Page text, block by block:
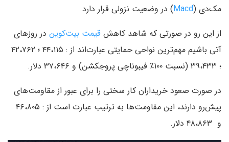
مک‌دی (Macd) در وضعیت نزولی قرار دارد.
از این رو در صورتی که شاهد کاهش قیمت بیت‌کوین در روزهای
آتی باشیم مهم‌ترین نواحی حمایتی عبارت‌اند از : ۴۴،۱۱۵ ؛ ۴۲،۷۶۲
؛ ۳۹،۴۳۳ (نسبت ۱۰۰٪ فیبوناچی پروجکشن) و ۳۷،۶۴۶ دلار.
در صورت صعود خریداران کار سختی را برای عبور از مقاومت‌های
پیش‌رو دارند، این مقاومت‌ها به ترتیب عبارت است از : ۴۶،۸۰۵
و ۴۸،۸۶۳ دلار.